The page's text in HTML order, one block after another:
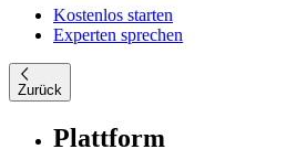
Kostenlos starten
Experten sprechen
Zurück
Plattform